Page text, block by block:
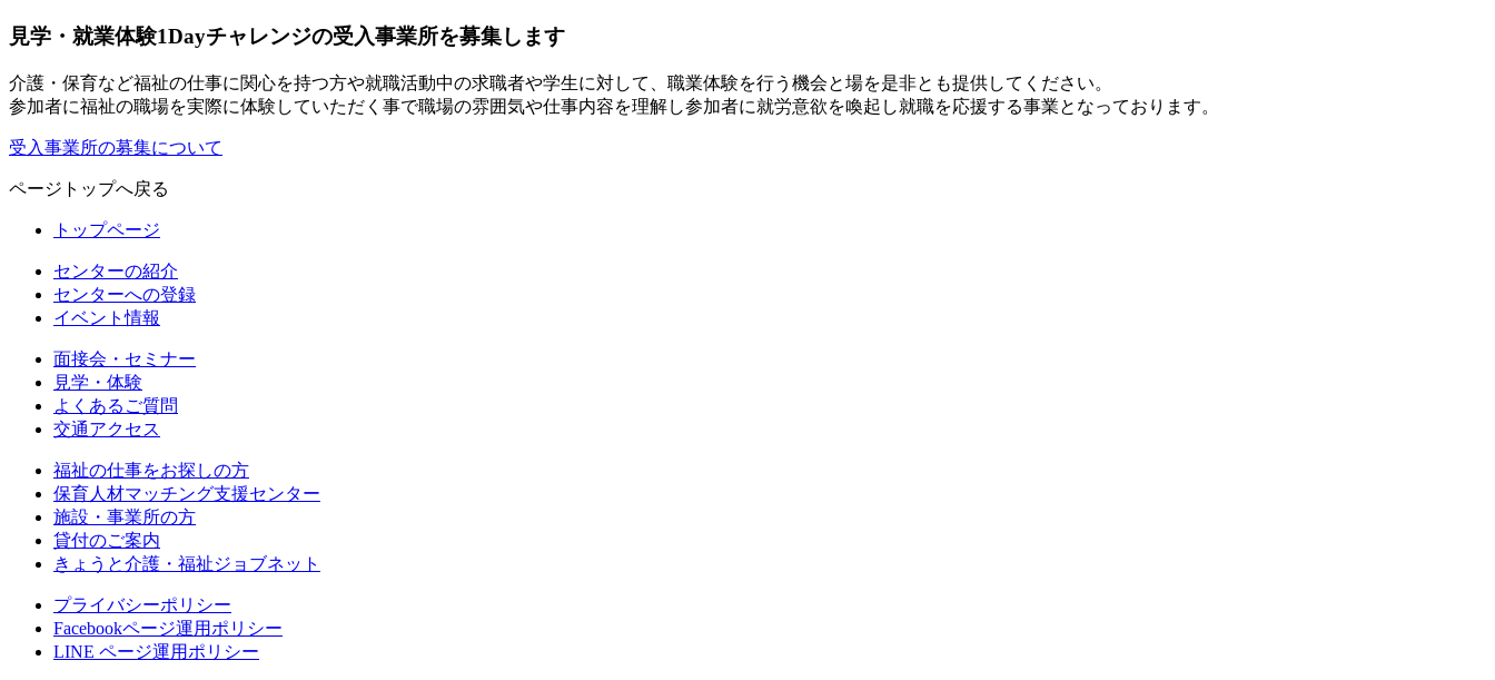
見学・就業体験1Dayチャレンジの受入事業所を募集します
介護・保育など福祉の仕事に関心を持つ方や就職活動中の求職者や学生に対して、職業体験を行う機会と場を是非とも提供してください。
参加者に福祉の職場を実際に体験していただく事で職場の雰囲気や仕事内容を理解し参加者に就労意欲を喚起し就職を応援する事業となっております。
受入事業所の募集について
ページトップへ戻る
トップページ
センターの紹介
センターへの登録
イベント情報
面接会・セミナー
見学・体験
よくあるご質問
交通アクセス
福祉の仕事をお探しの方
保育人材マッチング支援センター
施設・事業所の方
貸付のご案内
きょうと介護・福祉ジョブネット
プライバシーポリシー
Facebookページ運用ポリシー
LINE ページ運用ポリシー